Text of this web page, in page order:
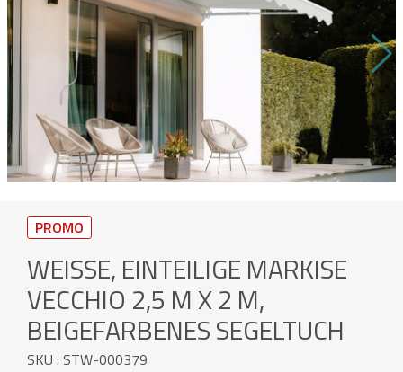
PROMO
WEISSE, EINTEILIGE MARKISE V
ECCHIO 2,5 M X 2 M, B
EIGEFARBENES SEGELTUCH
SKU : STW-000379